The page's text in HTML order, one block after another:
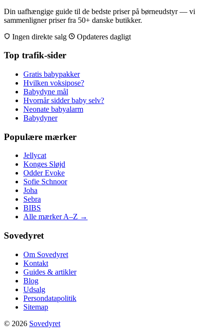
Din uafhængige guide til de bedste priser på børneudstyr — vi
sammenligner priser fra 50+ danske butikker.
Ingen direkte salg
Opdateres dagligt
Top trafik-sider
Gratis babypakker
Hvilken voksipose?
Babydyne mål
Hvornår sidder baby selv?
Neonate babyalarm
Babydyner
Populære mærker
Jellycat
Konges Sløjd
Odder Evoke
Sofie Schnoor
Joha
Sebra
BIBS
Alle mærker A–Z →
Sovedyret
Om Sovedyret
Kontakt
Guides & artikler
Blog
Udsalg
Persondatapolitik
Sitemap
© 2026 Sovedyret